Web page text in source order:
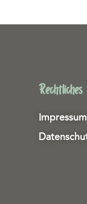
Rechtliches
Impressum